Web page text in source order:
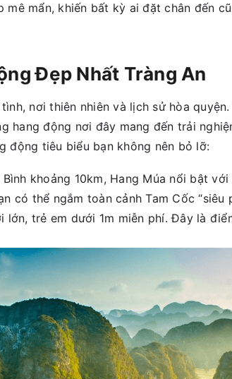
mẩn, khiến bất kỳ ai đặt chân đến
Đẹp Nhất Tràng An
nơi thiên nhiên và lịch sử hòa
hang động nơi đây mang đến trải
động tiêu biểu bạn không nên bỏ lỡ:
khoảng 10km, Hang Múa nổi bật
có thể ngắm toàn cảnh Tam Cốc “siêu
lớn, trẻ em dưới 1m miễn phí. Đây là